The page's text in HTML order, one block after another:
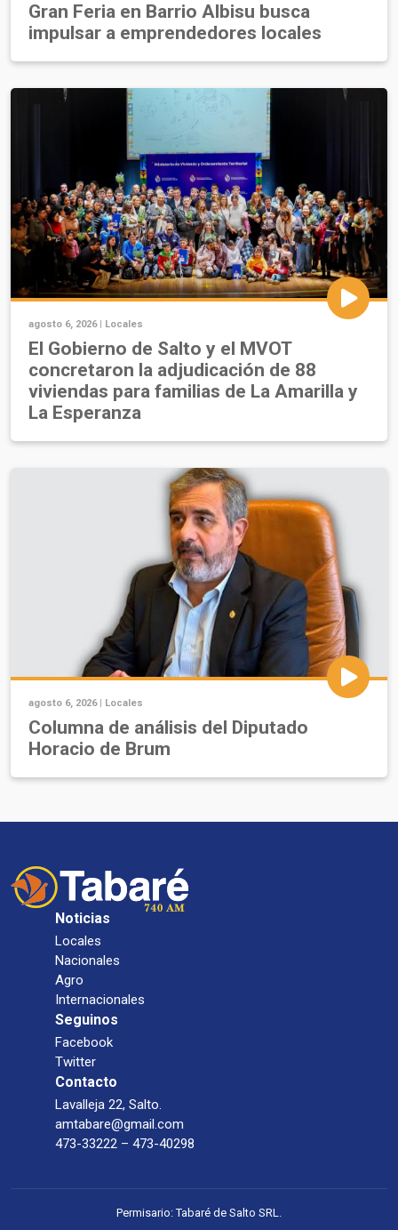
Gran Feria en Barrio Albisu busca
impulsar a emprendedores locales
agosto 6, 2026 | Locales
El Gobierno de Salto y el MVOT
concretaron la adjudicación de 88
viviendas para familias de La Amarilla y
La Esperanza
agosto 6, 2026 | Locales
Columna de análisis del Diputado
Horacio de Brum
Noticias
Locales
Nacionales
Agro
Internacionales
Seguinos
Facebook
Twitter
Contacto
Lavalleja 22, Salto.
amtabare@gmail.com
473-33222 – 473-40298
Permisario: Tabaré de Salto SRL.